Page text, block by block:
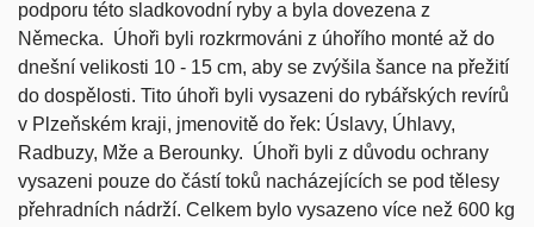
podporu této sladkovodní ryby a byla dovezena z
Německa. Úhoři byli rozkrmováni z úhořího monté až do
dnešní velikosti 10 - 15 cm, aby se zvýšila šance na přežití
do dospělosti. Tito úhoři byli vysazeni do rybářských revírů
v Plzeňském kraji, jmenovitě do řek: Úslavy, Úhlavy,
Radbuzy, Mže a Berounky. Úhoři byli z důvodu ochrany
vysazeni pouze do částí toků nacházejících se pod tělesy
přehradních nádrží. Celkem bylo vysazeno více než 600 kg